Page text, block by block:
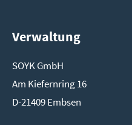
Verwaltung
SOYK GmbH
Am Kie­fern­ring 16
D-21409 Emb­sen